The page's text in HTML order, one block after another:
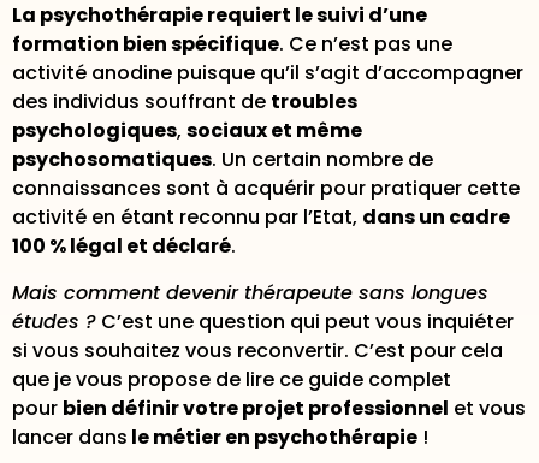
La psychothérapie requiert le suivi d’une
formation bien spécifique. Ce n’est pas une
activité anodine puisque qu’il s’agit d’accompagner
des individus souffrant de troubles
psychologiques, sociaux et même
psychosomatiques. Un certain nombre de
connaissances sont à acquérir pour pratiquer cette
activité en étant reconnu par l’Etat, dans un cadre
100 % légal et déclaré.
Mais comment devenir thérapeute sans longues
études ? C’est une question qui peut vous inquiéter
si vous souhaitez vous reconvertir. C’est pour cela
que je vous propose de lire ce guide complet
pour bien définir votre projet professionnel et vous
lancer dans le métier en psychothérapie !